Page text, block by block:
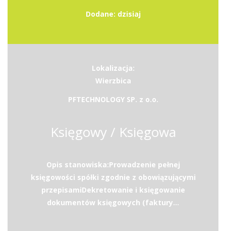
Dodane: dzisiaj
Lokalizacja:
Wierzbica
PFTECHNOLOGY SP. z o.o.
Księgowy / Księgowa
Opis stanowiska:Prowadzenie pełnej
księgowości spółki zgodnie z obowiązującymi
przepisamiDekretowanie i księgowanie
dokumentów księgowych (faktury...